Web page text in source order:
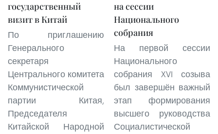
государственный
визит в Китай
По приглашению
Генерального
секретаря
Центрального комитета
Коммунистической
партии Китая,
Председателя
Китайской Народной
на сессии
Национального
собрания
На первой сессии
Национального
собрания XVI созыва
был завершён важный
этап формирования
высшего руководства
Социалистической